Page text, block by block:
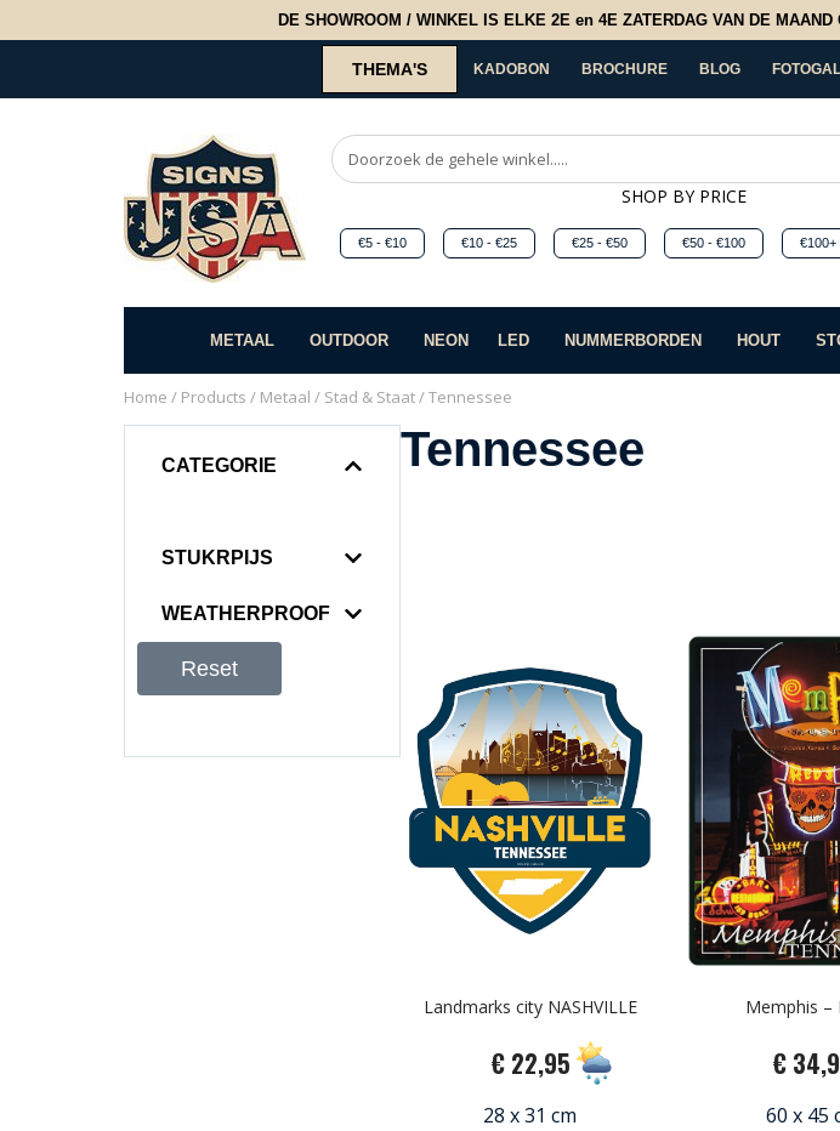
DE SHOWROOM / WINKEL IS ELKE 2E en 4E ZATERDAG VAN DE
THEMA'S KADOBON BROCHURE BLOG
SHOP BY PRICE
€5 - €10 €10 - €25 €25 - €50 €50 - €100 €100+
METAAL OUTDOOR NEON LED NUMMERBORDEN HOUT
Home / Products / Metaal / Stad & Staat/ Tennessee
CATEGORIE
STUKRPIJS
WEATHERPROOF
Reset
Tennessee
Landmarks city NASHVILLE
€ 22,95
28 x 31 cm
Memphis –
€
60 x 45